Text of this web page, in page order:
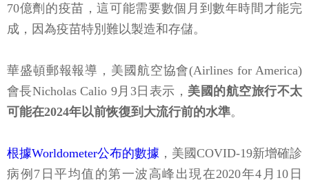
70億劑的疫苗，這可能需要數個月到數年時間才能完
成，因為疫苗特別難以製造和存儲。
華盛頓郵報報導，美國航空協會(Airlines for America)
會長Nicholas Calio 9月3日表示， 美國的航空旅行不太
可能在2024年以前恢復到大流行前的水準。
根據Worldometer公布的數據 ，美國COVID-19新增確診
病例7日平均值的第一波高峰出現在2020年4月10日